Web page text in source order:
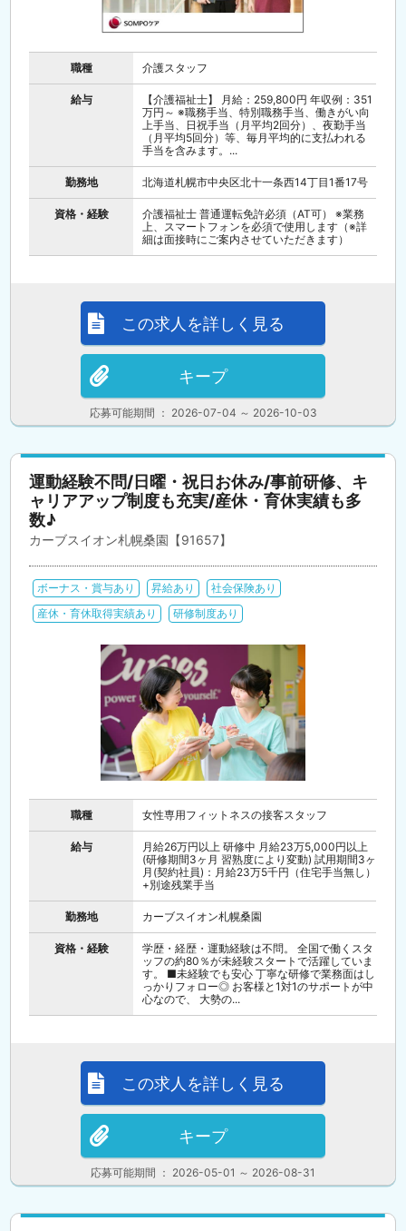
職種 介護スタッフ
給与
【介護福祉士】 月給：259,800円 年収例：351
万円～ ※職務手当、特別職務手当、働きがい向
上手当、日祝手当（月平均2回分）、夜勤手当
（月平均5回分）等、毎月平均的に支払われる
手当を含みます。...
勤務地 北海道札幌市中央区北十一条西14丁目1番17号
資格・経験
介護福祉士 普通運転免許必須（AT可） ※業務
上、スマートフォンを必須で使用します（※詳
細は面接時にご案内させていただきます）
応募可能期間 ： 2026-07-04 ～ 2026-10-03
この求人を詳しく見る
キープ
運動経験不問/日曜・祝日お休み/事前研修、キ
ャリアアップ制度も充実/産休・育休実績も多
数♪
カーブスイオン札幌桑園【91657】
ボーナス・賞与あり 昇給あり
社会保険あり
産休・育休取得実績あり
研修制度あり
職種 女性専用フィットネスの接客スタッフ
給与
月給26万円以上 研修中 月給23万5,000円以上
(研修期間3ヶ月 習熟度により変動) 試用期間3ヶ
月(契約社員)：月給23万5千円（住宅手当無し）
+別途残業手当
勤務地 カーブスイオン札幌桑園
資格・経験
学歴・経歴・運動経験は不問。 全国で働くスタ
ッフの約80％が未経験スタートで活躍していま
す。 ■未経験でも安心 丁寧な研修で業務面はし
っかりフォロー◎ お客様と1対1のサポートが中
心なので、 大勢の...
応募可能期間 ： 2026-05-01 ～ 2026-08-31
この求人を詳しく見る
キープ